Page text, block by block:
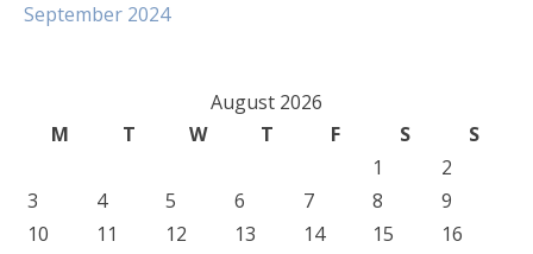
September 2024
August 2026
M
T W T F S
S
1
2
3
4 5 6 7 8
9
10
11 12 13 14 15
16